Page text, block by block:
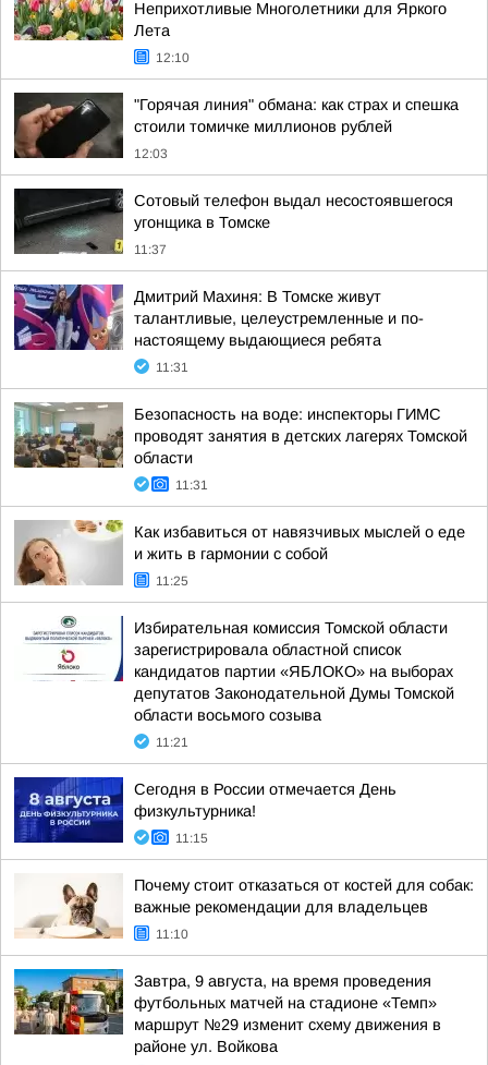
Неприхотливые Многолетники для Яркого
Лета
12:10
"Горячая линия" обмана: как страх и спешка
стоили томичке миллионов рублей
12:03
Сотовый телефон выдал несостоявшегося
угонщика в Томске
11:37
Дмитрий Махиня: В Томске живут
талантливые, целеустремленные и по-
настоящему выдающиеся ребята
11:31
Безопасность на воде: инспекторы ГИМС
проводят занятия в детских лагерях Томской
области
11:31
Как избавиться от навязчивых мыслей о еде
и жить в гармонии с собой
11:25
Избирательная комиссия Томской области
зарегистрировала областной список
кандидатов партии «ЯБЛОКО» на выборах
депутатов Законодательной Думы Томской
области восьмого созыва
11:21
Сегодня в России отмечается День
физкультурника!
11:15
Почему стоит отказаться от костей для собак:
важные рекомендации для владельцев
11:10
Завтра, 9 августа, на время проведения
футбольных матчей на стадионе «Темп»
маршрут №29 изменит схему движения в
районе ул. Войкова